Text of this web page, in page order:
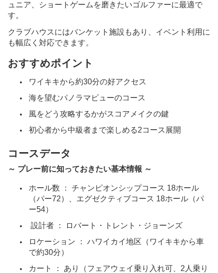
360°エバビーチカントリークラブ
マカハバレーカントリークラブ（イースト）
ロイヤルハワイアンゴルフクラブ
ホノルルカントリークラブ
お問い合わせ
会社概要
プライバシーポリシー
ュニア、ショートゲームを磨きたいゴルファーに最適で
す。
クラブハウスにはバンケット施設もあり、イベント利用に
も幅広く対応できます。
おすすめポイント
ワイキキから約30分の好アクセス
海を望むパノラマビューのコース
風をどう攻略するかがスコアメイクの鍵
初心者から中級者まで楽しめる2コース展開
コースデータ
～ プレー前に知っておきたい基本情報 ～
ホール数 ： チャンピオンシップコース 18ホール
（パー72）、エグゼクティブコース 18ホール（パ
ー54）
設計者 ： ロバート・トレント・ジョーンズ
ロケーション ： ハワイカイ地区（ワイキキから車
で約30分）
カート ： あり（フェアウェイ乗り入れ可、2人乗り